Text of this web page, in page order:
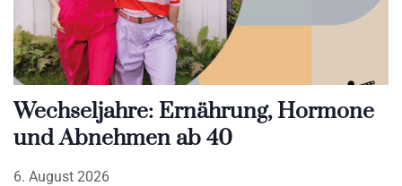
Wechseljahre: Ernährung, Hormone
und Abnehmen ab 40
6. August 2026